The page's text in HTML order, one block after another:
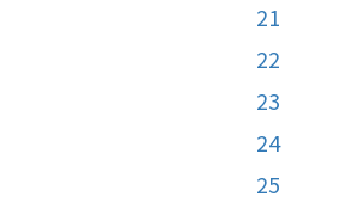
21
22
23
24
25